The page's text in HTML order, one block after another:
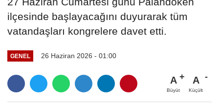
ilçesinde başlayacağını duyurarak tüm
vatandaşları kongrelere davet etti.
GENEL 26 Haziran 2026 - 01:00
A
Büyüt
A
Küçült